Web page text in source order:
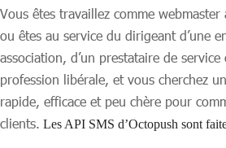
Vous êtes travaillez comme webmaster
ou êtes au service du dirigeant d’une
association, d’un prestataire de
profession libérale, et vous cherchez
rapide, efficace et peu chère pour
clients. Les API SMS d’Octopush sont